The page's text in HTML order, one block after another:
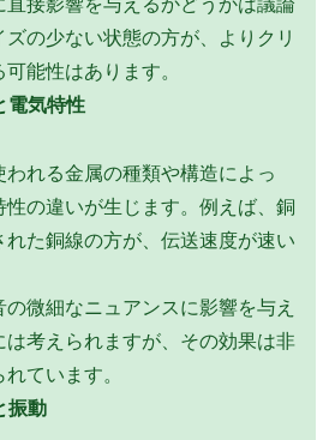
の少ない状態の方が、よりクリ
能性はあります。
電気特性
れる金属の種類や構造によっ
性の違いが生じます。例えば、銅
た銅線の方が、伝送速度が速い
微細なニュアンスに影響を与え
は考えられますが、その効果は非
ています。
振動